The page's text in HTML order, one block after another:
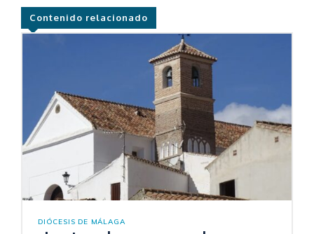
Contenido relacionado
DIÓCESIS DE MÁLAGA